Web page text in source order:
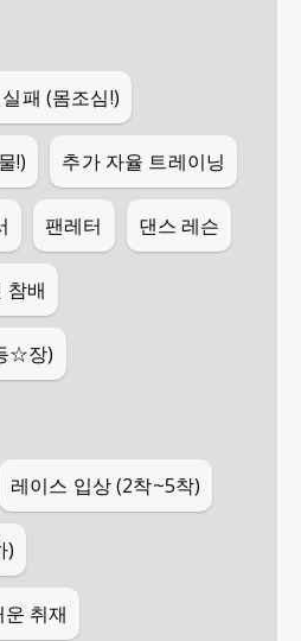
패 (몸조심!)
!) 추가 자율 트레이닝
팬레터 댄스 레슨
참배
☆장)
레이스 입상 (2착~5착)
)
취재